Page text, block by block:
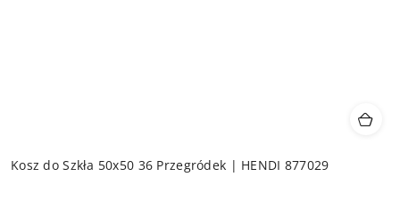
Kosz do Szkła 50x50 36 Przegródek | HENDI 877029